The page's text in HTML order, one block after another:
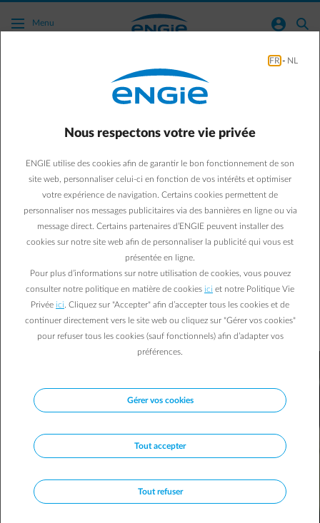
Acc�der au contenu principal
Menu normal-account-circle search
Green Mobility
3 étapes pour (re)penser
le plan mobilité de son
entreprise
Prendre des mesures pour améliorer la mobilité n’est plus
une option. Que l’on soit une petite ou une grande
entreprise. Dans un souci de durabilité mais aussi
d’économie.
Isabelle V. 18/01/2019|4 min.
FR - NL
Nous respectons votre vie privée
ENGIE utilise des cookies afin de garantir le bon fonctionnement de son
site web, personnaliser celui-ci en fonction de vos intérêts et optimiser
votre expérience de navigation. Certains cookies permettent de
personnaliser nos messages publicitaires via des bannières en ligne ou via
message direct. Certains partenaires d’ENGIE peuvent installer des
cookies sur notre site web afin de personnaliser la publicité qui vous est
présentée en ligne.
Pour plus d’informations sur notre utilisation de cookies, vous pouvez
consulter notre politique en matière de cookies ici et notre Politique Vie
Privée ici . Cliquez sur "Accepter" afin d’accepter tous les cookies et de
continuer directement vers le site web ou cliquez sur "Gérer vos cookies"
pour refuser tous les cookies (sauf fonctionnels) afin d’adapter vos
préférences.
Gérer vos cookies
Tout accepter
Tout refuser